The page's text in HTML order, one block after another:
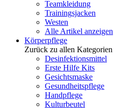
Teamkleidung
Trainingsjacken
Westen
Alle Artikel anzeigen
Körperpflege
Zurück zu allen Kategorien
Desinfektionsmittel
Erste Hilfe Kits
Gesichtsmaske
Gesundheitspflege
Handpflege
Kulturbeutel